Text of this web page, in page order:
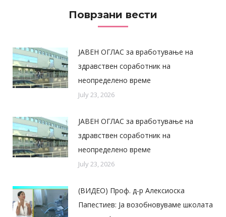
Поврзани вести
ЈАВЕН ОГЛАС за вработување на
здравствен соработник на
неопределено време
July 23, 2026
ЈАВЕН ОГЛАС за вработување на
здравствен соработник на
неопределено време
July 23, 2026
(ВИДЕО) Проф. д-р Алексиоска
Папестиев: Ја возобновуваме школата